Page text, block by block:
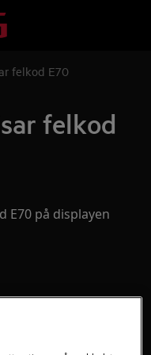
felkod E70
felkod
E70 på displayen